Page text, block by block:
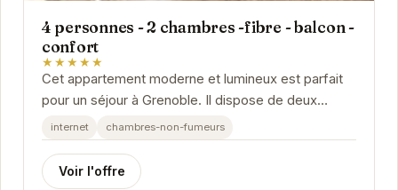
4 personnes - 2 chambres -fibre - balcon -
confort
★★★★★
Cet appartement moderne et lumineux est parfait
pour un séjour à Grenoble. Il dispose de deux
chambres confortables, d'une cuisine équipée, et...
internet chambres-non-fumeurs
Voir l'offre